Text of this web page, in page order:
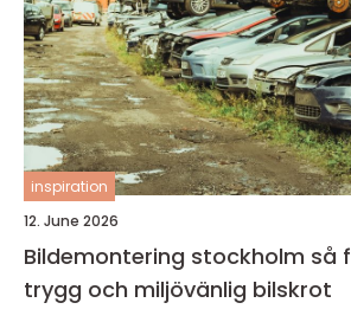
inspiration
12. June 2026
Bildemontering stockholm så fungerar en
trygg och miljövänlig bilskrot